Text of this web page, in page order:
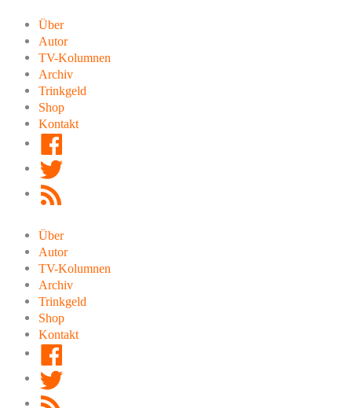
Inhalt
springen
Über
Autor
TV-Kolumnen
Archiv
Trinkgeld
Shop
Kontakt
Über
Autor
TV-Kolumnen
Archiv
Trinkgeld
Shop
Kontakt